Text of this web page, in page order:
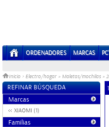
ORDENADORES MARCAS
Inicio > Electro/hogar » Maletas/mochilas »
REFINAR BÚSQUEDA
Marcas
XIAOMI (1)
Familias